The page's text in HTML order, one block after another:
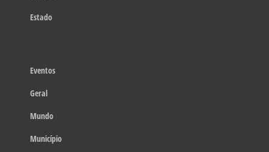
Estado
Eventos
Geral
Mundo
Município